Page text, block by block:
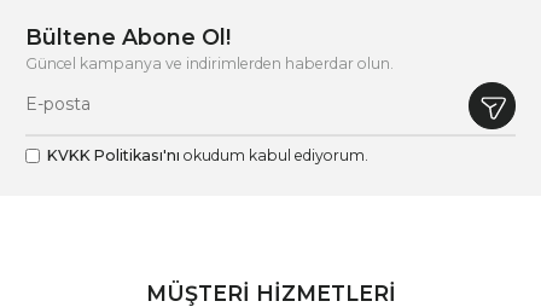
Bültene Abone Ol!
Güncel kampanya ve indirimlerden haberdar olun.
KVKK Politikası'nı okudum kabul ediyorum.
MÜŞTERİ HİZMETLERİ